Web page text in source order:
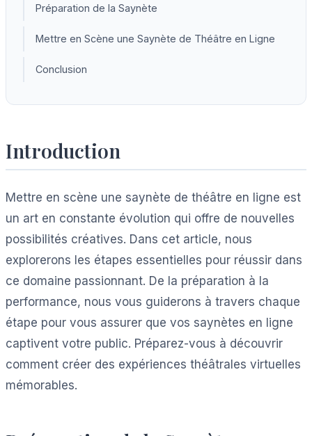
Préparation de la Saynète
Mettre en Scène une Saynète de Théâtre en Ligne
Conclusion
Introduction
Mettre en scène une saynète de théâtre en ligne est
un art en constante évolution qui offre de nouvelles
possibilités créatives. Dans cet article, nous
explorerons les étapes essentielles pour réussir dans
ce domaine passionnant. De la préparation à la
performance, nous vous guiderons à travers chaque
étape pour vous assurer que vos saynètes en ligne
captivent votre public. Préparez-vous à découvrir
comment créer des expériences théâtrales virtuelles
mémorables.